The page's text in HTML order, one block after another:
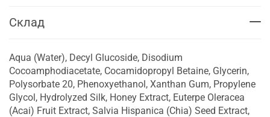
Склад
Aqua (Water), Decyl Glucoside, Disodium
Cocoamphodiacetate, Cocamidopropyl Betaine, Glycerin,
Polysorbate 20, Phenoxyethanol, Xanthan Gum, Propylene
Glycol, Hydrolyzed Silk, Honey Extract, Euterpe Oleracea
(Acai) Fruit Extract, Salvia Hispanica (Chia) Seed Extract,